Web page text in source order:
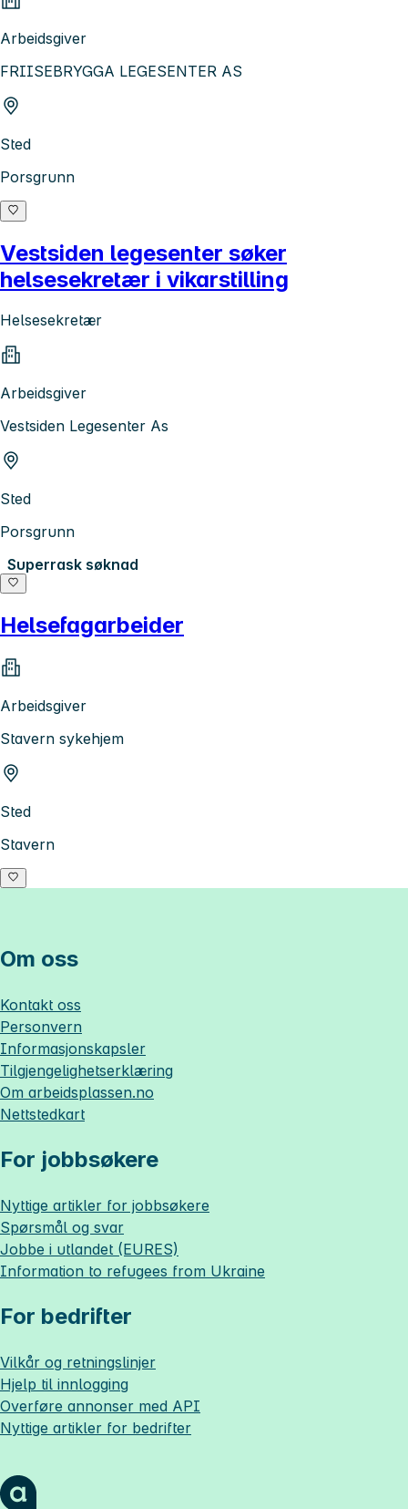
Arbeidsgiver
FRIISEBRYGGA LEGESENTER AS
Sted
Porsgrunn
Vestsiden legesenter søker
helsesekretær i vikarstilling
Helsesekretær
Arbeidsgiver
Vestsiden Legesenter As
Sted
Porsgrunn
Superrask søknad
Helsefagarbeider
Arbeidsgiver
Stavern sykehjem
Sted
Stavern
Om oss
Kontakt oss
Personvern
Informasjonskapsler
Tilgjengelighetserklæring
Om arbeidsplassen.no
Nettstedkart
For jobbsøkere
Nyttige artikler for jobbsøkere
Spørsmål og svar
Jobbe i utlandet (EURES)
Information to refugees from Ukraine
For bedrifter
Vilkår og retningslinjer
Hjelp til innlogging
Overføre annonser med API
Nyttige artikler for bedrifter